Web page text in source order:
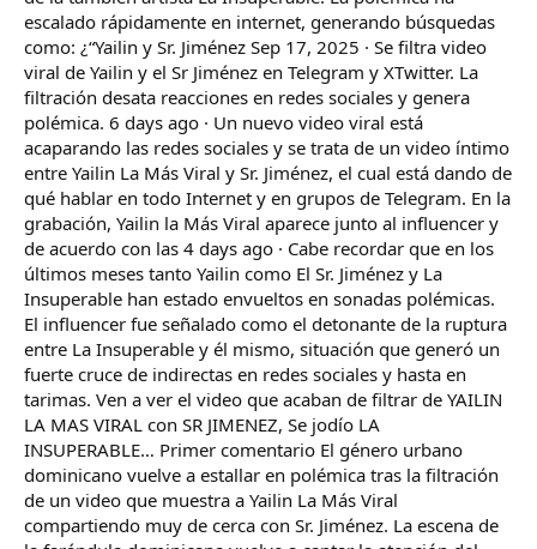
escalado rápidamente en internet, generando búsquedas
como: ¿“Yailin y Sr. Jiménez Sep 17, 2025 · Se filtra video
viral de Yailin y el Sr Jiménez en Telegram y XTwitter. La
filtración desata reacciones en redes sociales y genera
polémica. 6 days ago · Un nuevo video viral está
acaparando las redes sociales y se trata de un video íntimo
entre Yailin La Más Viral y Sr. Jiménez, el cual está dando de
qué hablar en todo Internet y en grupos de Telegram. En la
grabación, Yailin la Más Viral aparece junto al influencer y
de acuerdo con las 4 days ago · Cabe recordar que en los
últimos meses tanto Yailin como El Sr. Jiménez y La
Insuperable han estado envueltos en sonadas polémicas.
El influencer fue señalado como el detonante de la ruptura
entre La Insuperable y él mismo, situación que generó un
fuerte cruce de indirectas en redes sociales y hasta en
tarimas. Ven a ver el video que acaban de filtrar de YAILIN
LA MAS VIRAL con SR JIMENEZ, Se jodío LA
INSUPERABLE… Primer comentario El género urbano
dominicano vuelve a estallar en polémica tras la filtración
de un video que muestra a Yailin La Más Viral
compartiendo muy de cerca con Sr. Jiménez. La escena de